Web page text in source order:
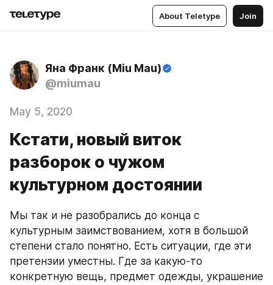
About Teletype Join
Яна Франк (Miu Mau)
@miumau
May 5, 2020
Кстати, новый виток
разборок о чужом
культурном достоянии
Мы так и не разобрались до конца с
культурным заимствованием, хотя в большой
степени стало понятно. Есть ситуации, где эти
претензии уместны. Где за какую-то
конкретную вещь, предмет одежды, украшение